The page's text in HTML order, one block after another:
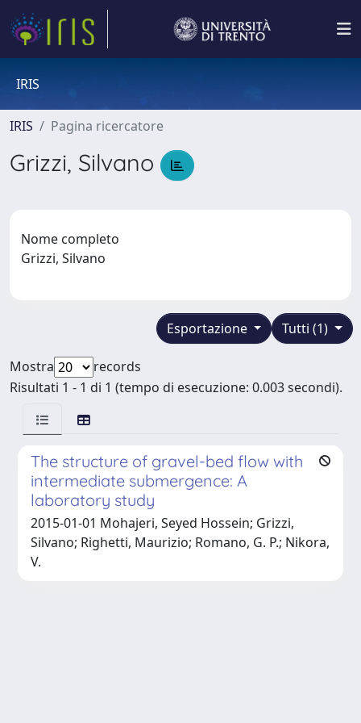
IRIS
IRIS Pagina ricercatore
Grizzi, Silvano
Nome completo
Grizzi, Silvano
Tutti (1)
Esportazione
Mostra
records
Risultati 1 - 1 di 1 (tempo di esecuzione: 0.003 secondi).
The structure of gravel-bed flow with
intermediate submergence: A
laboratory study
2015-01-01 Mohajeri, Seyed Hossein; Grizzi,
Silvano; Righetti, Maurizio; Romano, G. P.; Nikora,
V.